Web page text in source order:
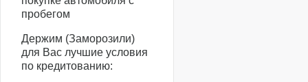
пробегом
Держим (Заморозили)
для Вас лучшие условия
по кредитованию: